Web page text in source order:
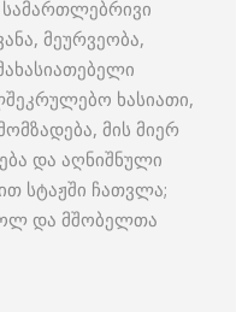
მეურვეობა,
ხასიათი,
მის მიერ
და აღნიშნული
სტაჟში ჩათვლა;
და მშობელთა